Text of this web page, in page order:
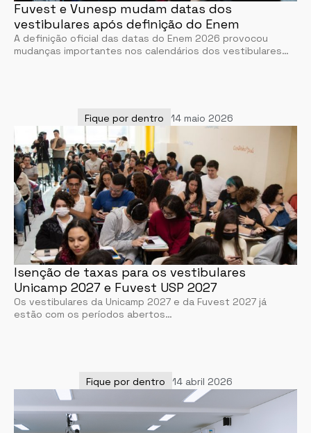
Fuvest e Vunesp mudam datas dos
vestibulares após definição do Enem
A definição oficial das datas do Enem 2026 provocou
mudanças importantes nos calendários dos vestibulares…
Fique por dentro 14 maio 2026
Isenção de taxas para os vestibulares
Unicamp 2027 e Fuvest USP 2027
Os vestibulares da Unicamp 2027 e da Fuvest 2027 já
estão com os períodos abertos…
Fique por dentro 14 abril 2026